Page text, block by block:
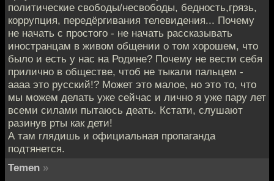
политические свободы/несвободы, бедность,грязь,
коррупция, передёргивания телевидения... Почему
не начать с простого - не начать рассказывать
иностранцам в живом общении о том хорошем, что
было и есть у нас на Родине? Почему не вести себя
прилично в обществе, чтоб не тыкали пальцем -
аааа это русский!? Может это малое, но это то, что
мы можем делать уже сейчас и лично я уже пару лет
всеми силами пытаюсь деать. Кстати, слушают
разинув рты как дети!
А там глядишь и официальная пропаганда
подтянется.
Temen »